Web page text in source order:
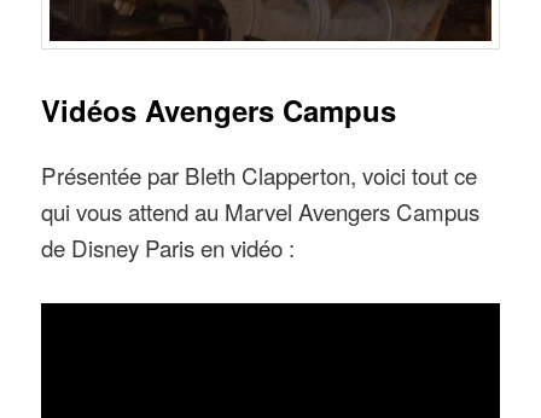
Vidéos Avengers Campus
Présentée par Bleth Clapperton, voici tout ce
qui vous attend au Marvel Avengers Campus
de Disney Paris en vidéo :